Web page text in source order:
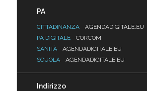
PA
CITTADINANZA
AGENDADIGITALE.EU
PA DIGITALE
CORCOM
SANITÀ
AGENDADIGITALE.EU
SCUOLA
AGENDADIGITALE.EU
Indirizzo